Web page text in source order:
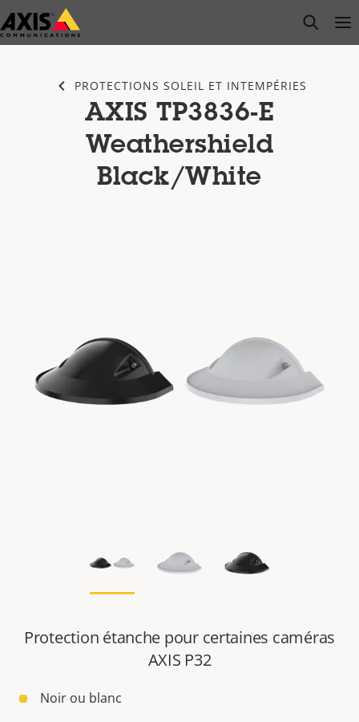
Passer
au
open
PROTECTIONS SOLEIL ET INTEMPÉRIES
AXIS TP3836-E
Weathershield
Black/White
Protection étanche pour certaines caméras
AXIS P32
Noir ou blanc